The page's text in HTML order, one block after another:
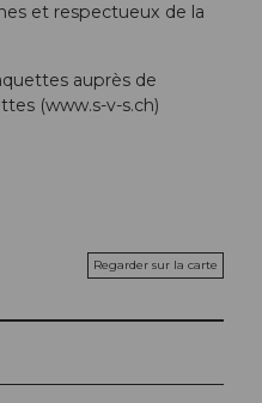
et respectueux de la
auprès de
(www.s-v-s.ch)
Regarder sur la carte